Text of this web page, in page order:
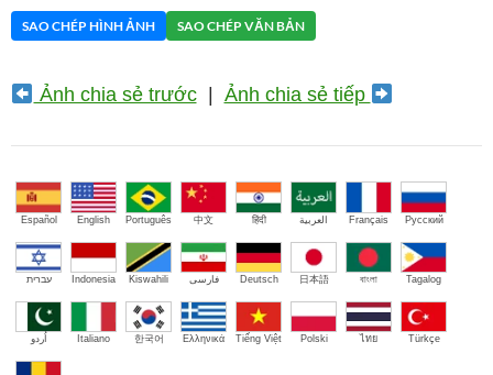
SAO CHÉP HÌNH ẢNH SAO CHÉP VĂN BẢN
Ảnh chia sẻ trước| Ảnh chia sẻ tiếp
Español English Português 中文 हिंदी العربية Français Русский
עברית Indonesia Kiswahili فارسی Deutsch 日本語 বাংলা Tagalog
اُردو Italiano 한국어 Ελληνικά Tiếng Việt Polski ไทย Türkçe